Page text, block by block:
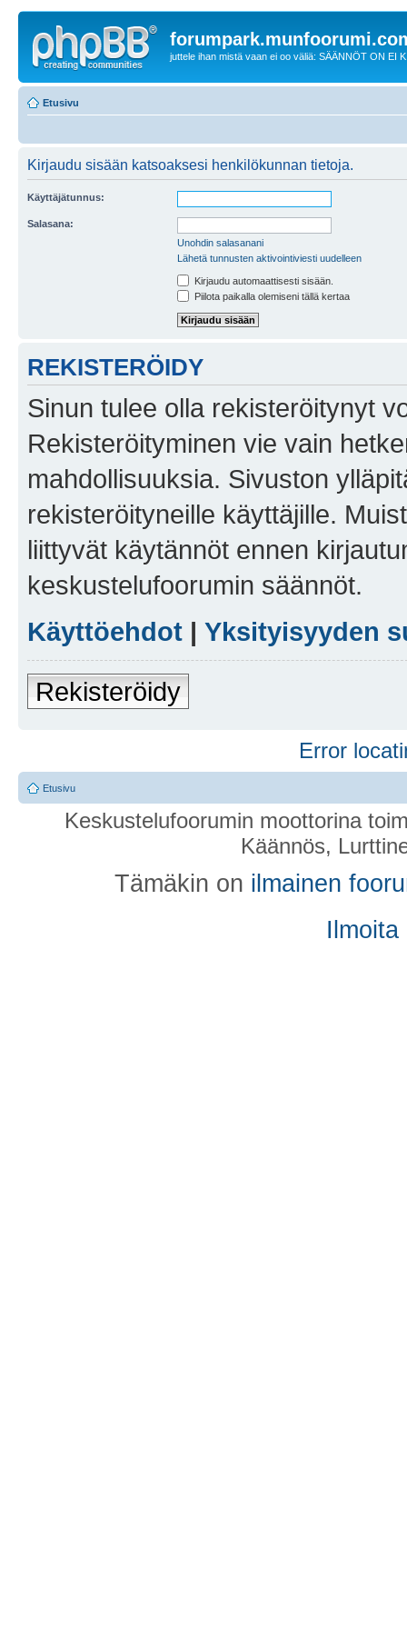
juttele ihan mistä vaan ei oo väliä: SÄÄNNÖT ON EI
Etusivu
Kirjaudu sisään katsoaksesi henkilökunnan tietoja.
Käyttäjätunnus:
Salasana:
Unohdin salasanani
Lähetä tunnusten aktivointiviesti uudelleen
Kirjaudu automaattisesti sisään.
Piilota paikalla olemiseni tällä kertaa
REKISTERÖIDY
Sinun tulee olla rekisteröitynyt
Rekisteröityminen vie vain
mahdollisuuksia. Sivuston
rekisteröityneille käyttäjille.
liittyvät käytännöt ennen
keskustelufoorumin säännöt.
Käyttöehdot | Yksityisyyden
Rekisteröidy
Error
Etusivu
Keskustelufoorumin moottorina
Käännös,
Tämäkin on ilmainen